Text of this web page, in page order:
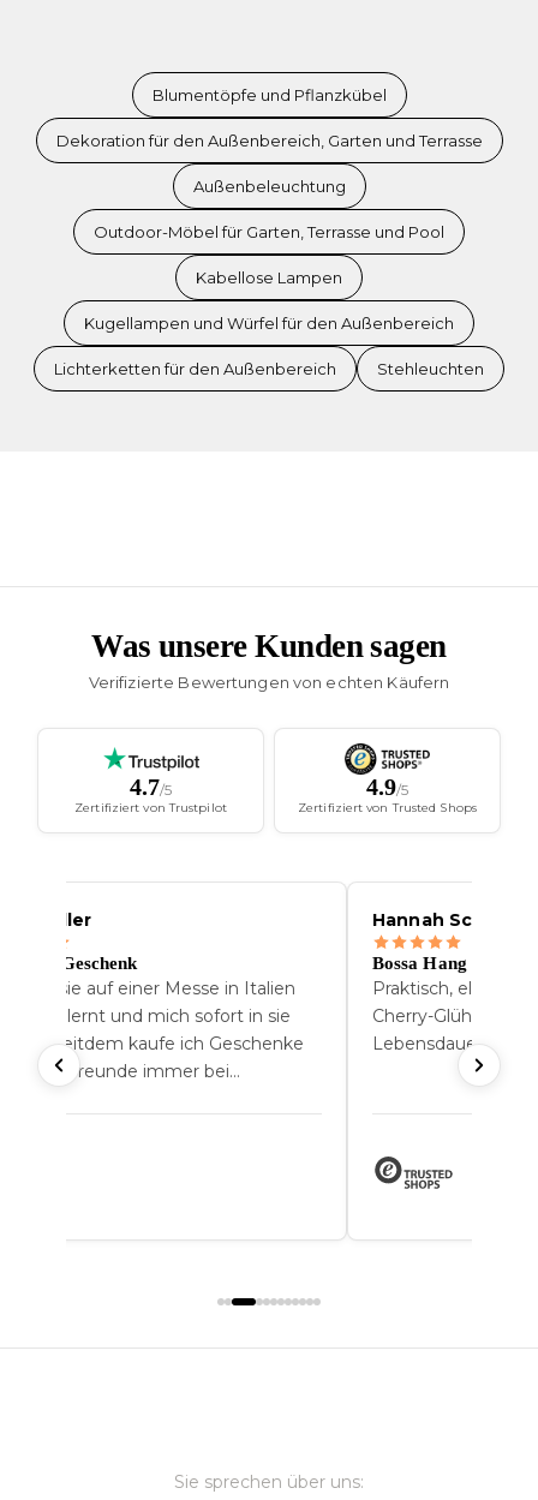
Blumentöpfe und Pflanzkübel
Dekoration für den Außenbereich, Garten und Terrasse
Außenbeleuchtung
Outdoor-Möbel für Garten, Terrasse und Pool
Kabellose Lampen
Kugellampen und Würfel für den Außenbereich
Lichterketten für den Außenbereich Stehleuchten
Was unsere Kunden sagen
Verifizierte Bewertungen von echten Käufern
4.7/5
Zertifiziert von Trustpilot
4.9/5
Zertifiziert von Trusted Shops
Muller
beste Geschenk
habe sie auf einer Messe in Italien
und mich sofort in sie
Seitdem kaufe ich Geschenke
meine Freunde immer bei
Hannah Schofer
Bossa Hang
Praktisch, elegant
Cherry-Glühbirne
Lebensdauer.
Sie sprechen über uns: